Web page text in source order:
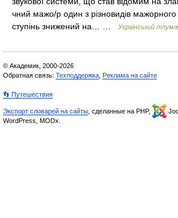
чний мажо/р один з різновидів
ступінь знижений на… …
Український
© Академик, 2000-2026
Обратная связь: Техподдержка Реклама на сайте
👣 Путешествия
Экспорт словарей на сайты , сделанные на PHP,
WordPress, MODx.